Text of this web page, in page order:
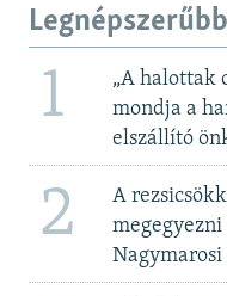
1
„A halottak
mondja a
elszállító
2
A
megegyezni
Nagymarosi